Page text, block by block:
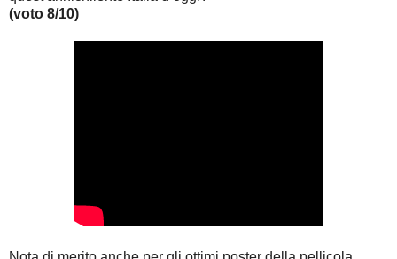
(voto 8/10)